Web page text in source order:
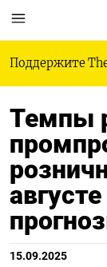
Поддержите
Темпы
15.09.2025